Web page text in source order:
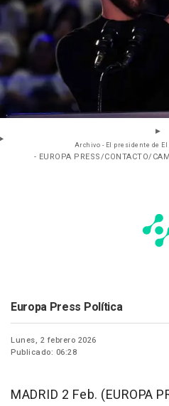
Archivo - El presidente de El
- EUROPA PRESS/CONTACTO/
Europa Press Política
Lunes, 2 febrero 2026
Publicado: 06:28
MADRID 2 Feb. (EUROPA